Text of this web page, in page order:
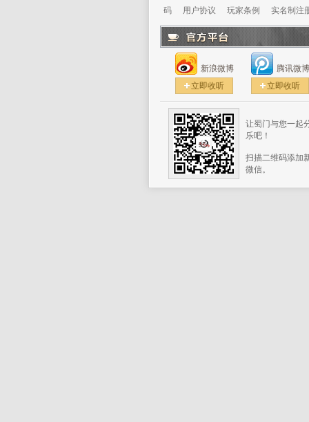
码
用户协议 玩家条例 实名制注
新浪微博
立即收听
腾讯微博
立即收听
让蜀门与您一起
乐吧！
扫描二维码添加
微信。